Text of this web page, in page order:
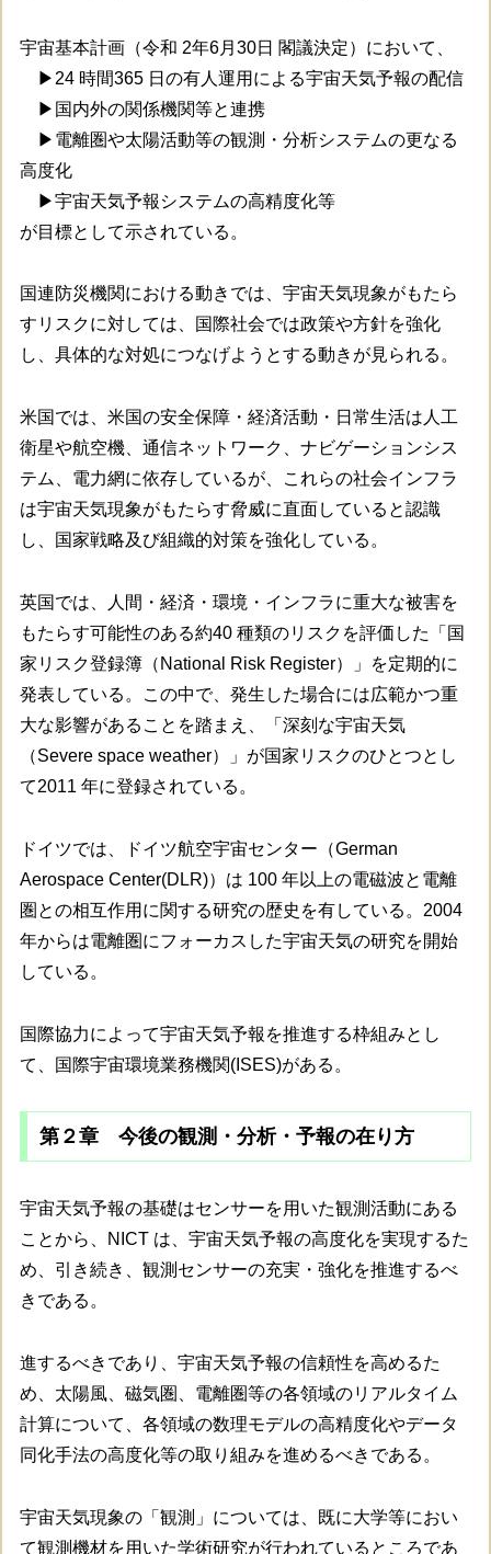
宇宙基本計画（令和 2年6月30日 閣議決定）において、
▶24 時間365 日の有人運用による宇宙天気予報の配信
▶国内外の関係機関等と連携
▶電離圏や太陽活動等の観測・分析システムの更なる
高度化
▶宇宙天気予報システムの高精度化等
が目標として示されている。
国連防災機関における動きでは、宇宙天気現象がもたら
すリスクに対しては、国際社会では政策や方針を強化
し、具体的な対処につなげようとする動きが見られる。
米国では、米国の安全保障・経済活動・日常生活は人工
衛星や航空機、通信ネットワーク、ナビゲーションシス
テム、電力網に依存しているが、これらの社会インフラ
は宇宙天気現象がもたらす脅威に直面していると認識
し、国家戦略及び組織的対策を強化している。
英国では、人間・経済・環境・インフラに重大な被害を
もたらす可能性のある約40 種類のリスクを評価した「国
家リスク登録簿（National Risk Register）」を定期的に
発表している。この中で、発生した場合には広範かつ重
大な影響があることを踏まえ、「深刻な宇宙天気
（Severe space weather）」が国家リスクのひとつとし
て2011 年に登録されている。
ドイツでは、ドイツ航空宇宙センター（German
Aerospace Center(DLR)）は 100 年以上の電磁波と電離
圏との相互作用に関する研究の歴史を有している。2004
年からは電離圏にフォーカスした宇宙天気の研究を開始
している。
国際協力によって宇宙天気予報を推進する枠組みとし
て、国際宇宙環境業務機関(ISES)がある。
第２章 今後の観測・分析・予報の在り方
宇宙天気予報の基礎はセンサーを用いた観測活動にある
ことから、NICT は、宇宙天気予報の高度化を実現するた
め、引き続き、観測センサーの充実・強化を推進するべ
きである。
進するべきであり、宇宙天気予報の信頼性を高めるた
め、太陽風、磁気圏、電離圏等の各領域のリアルタイム
計算について、各領域の数理モデルの高精度化やデータ
同化手法の高度化等の取り組みを進めるべきである。
宇宙天気現象の「観測」については、既に大学等におい
て観測機材を用いた学術研究が行われているところであ